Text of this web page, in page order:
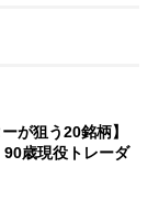
が狙う20銘柄】
90歳現役トレーダ